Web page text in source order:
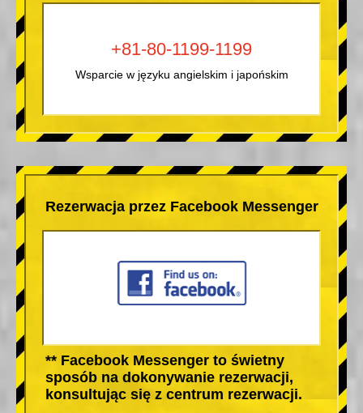
+81-80-1199-1199
Wsparcie w języku angielskim i japońskim
Rezerwacja przez Facebook Messenger
** Facebook Messenger to świetny
sposób na dokonywanie rezerwacji,
konsultując się z centrum rezerwacji.